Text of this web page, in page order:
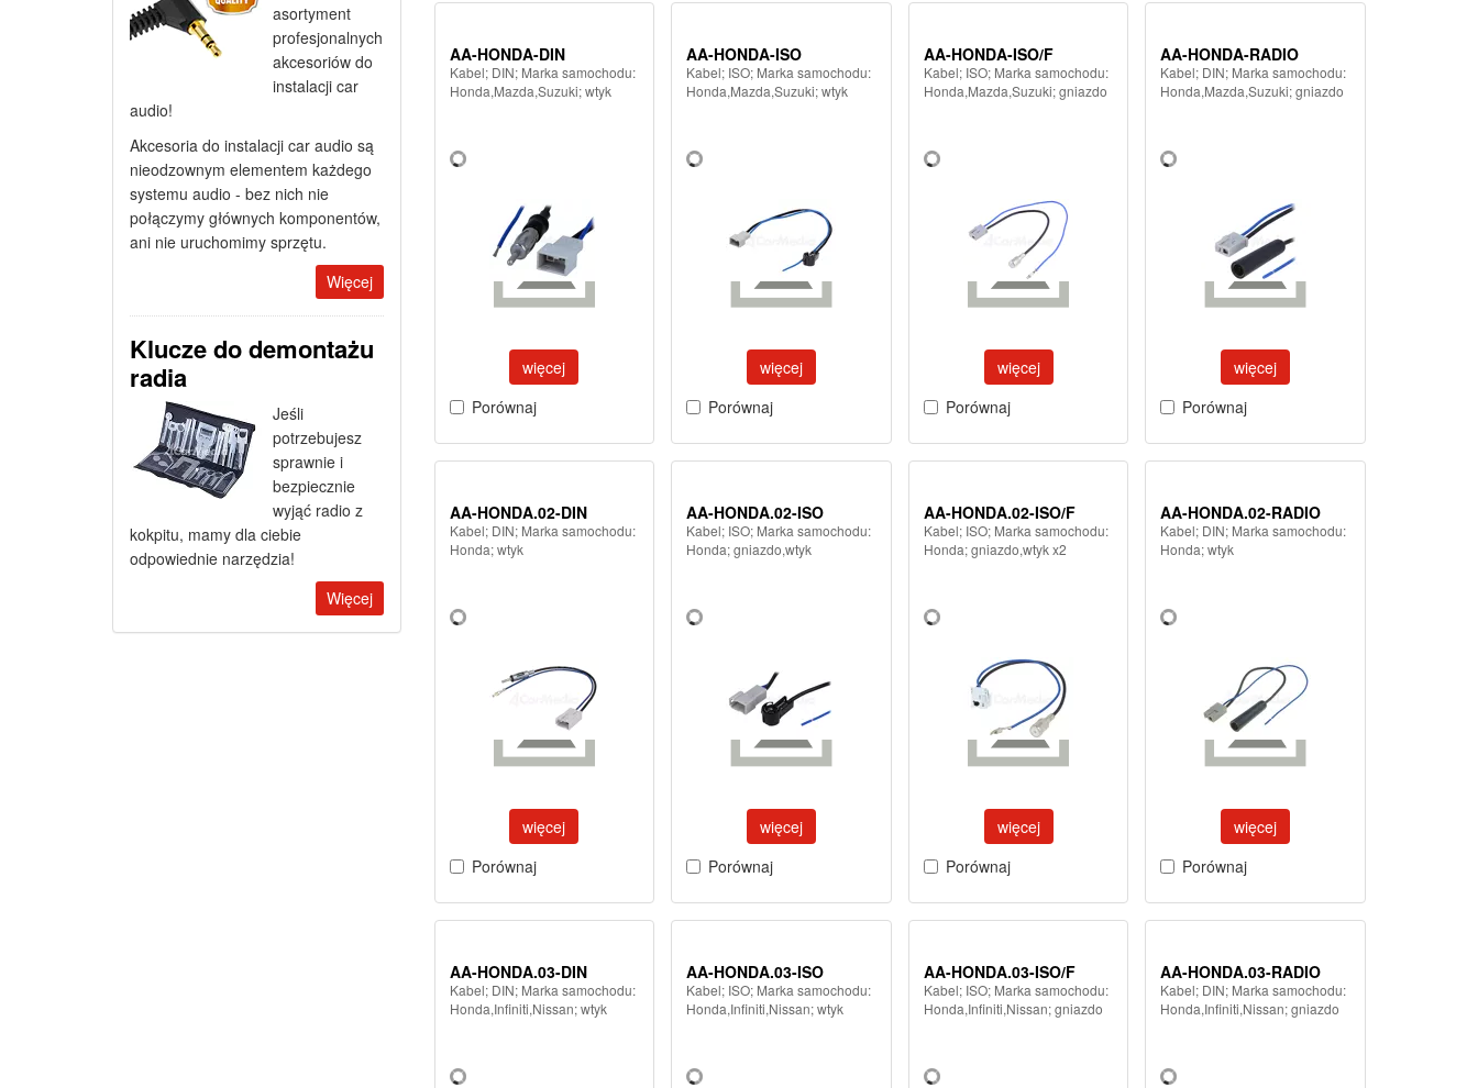
asortyment
profesjonalnych
akcesoriów do
instalacji car
audio!
Akcesoria do instalacji car audio są
nieodzownym elementem każdego
systemu audio - bez nich nie
połączymy głównych komponentów,
ani nie uruchomimy sprzętu.
Więcej
Klucze do demontażu
radia
Jeśli
potrzebujesz
sprawnie i
bezpiecznie
wyjąć radio z
kokpitu, mamy dla ciebie
odpowiednie narzędzia!
Więcej
AA-HONDA-DIN
Kabel; DIN; Marka samochodu:
Honda,Mazda,Suzuki; wtyk
więcej
Porównaj
AA-HONDA-ISO
Kabel; ISO; Marka samochodu:
Honda,Mazda,Suzuki; wtyk
więcej
Porównaj
AA-HONDA-ISO/F
Kabel; ISO; Marka samochodu:
Honda,Mazda,Suzuki; gniazdo
więcej
Porównaj
AA-HONDA-RADIO
Kabel; DIN; Marka samochodu:
Honda,Mazda,Suzuki; gniazdo
więcej
Porównaj
AA-HONDA.02-DIN
Kabel; DIN; Marka samochodu:
Honda; wtyk
więcej
Porównaj
AA-HONDA.02-ISO
Kabel; ISO; Marka samochodu:
Honda; gniazdo,wtyk
więcej
Porównaj
AA-HONDA.02-ISO/F
Kabel; ISO; Marka samochodu:
Honda; gniazdo,wtyk x2
więcej
Porównaj
AA-HONDA.02-RADIO
Kabel; DIN; Marka samochodu:
Honda; wtyk
więcej
Porównaj
AA-HONDA.03-DIN
Kabel; DIN; Marka samochodu:
Honda,Infiniti,Nissan; wtyk
AA-HONDA.03-ISO
Kabel; ISO; Marka samochodu:
Honda,Infiniti,Nissan; wtyk
AA-HONDA.03-ISO/F
Kabel; ISO; Marka samochodu:
Honda,Infiniti,Nissan; gniazdo
AA-HONDA.03-RADIO
Kabel; DIN; Marka samochodu:
Honda,Infiniti,Nissan; gniazdo